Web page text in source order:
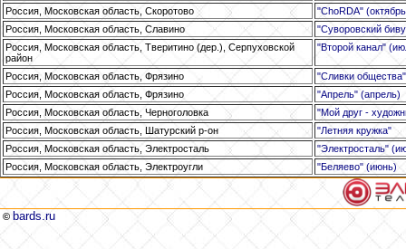
Россия, Московская область, Скоротово
"ChoRDA"
Россия, Московская область, Славино
"Суворовский
Россия, Московская область, Тверитино (дер.), Серпуховской
район
"Второй канал"
Россия, Московская область, Фрязино
"Сливки
Россия, Московская область, Фрязино
"Апрель" (апрель)
Россия, Московская область, Черноголовка
"Мой друг -
Россия, Московская область, Шатурский р-он
"Летняя кружка"
Россия, Московская область, Электросталь
"Электросталь"
Россия, Московская область, Электроугли
"Беляево" (июнь)
© bards.ru